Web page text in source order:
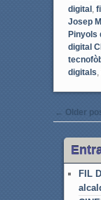
digital,
Josep
Pinyols
digital
digitals
Post
← Older
FIL